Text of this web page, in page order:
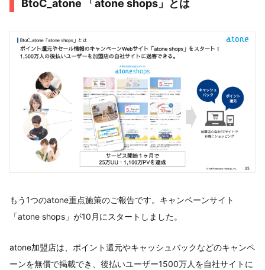
BtoC_atone 「atone shops」とは
もう1つのatone重点施策のご報告です。キャンペーンサイト
「atone shops」が10月にスタートしました。
atone加盟店は、ポイント還元やキャッシュバックなどのキャンペ
ーンを無償で掲載でき、後払いユーザー1500万人を自社サイトに